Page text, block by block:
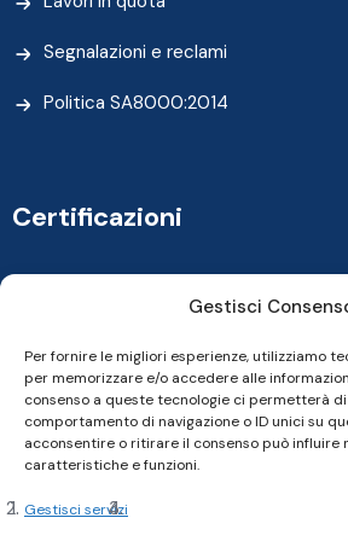
Gestisci
Per fornire le migliori esperienze, utilizziamo
per memorizzare e/o accedere alle
consenso a queste tecnologie ci permetterà
comportamento di navigazione o ID unici su
acconsentire o ritirare il consenso può influire
caratteristiche e funzioni.
Gestisci servizi
Segnalazioni e reclami
Politica SA8000:2014
Certificazioni